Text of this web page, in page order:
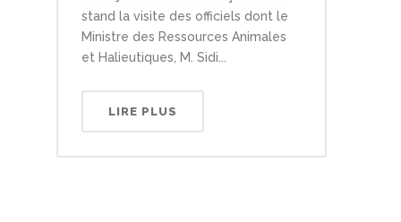
stand la visite des officiels dont le
Ministre des Ressources Animales
et Halieutiques, M. Sidi...
LIRE PLUS